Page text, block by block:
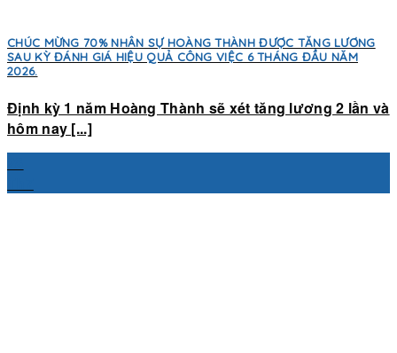
CHÚC MỪNG 70% NHÂN SỰ HOÀNG THÀNH ĐƯỢC TĂNG LƯƠNG
SAU KỲ ĐÁNH GIÁ HIỆU QUẢ CÔNG VIỆC 6 THÁNG ĐẦU NĂM
2026.
Định kỳ 1 năm Hoàng Thành sẽ xét tăng lương 2 lần và
hôm nay [...]